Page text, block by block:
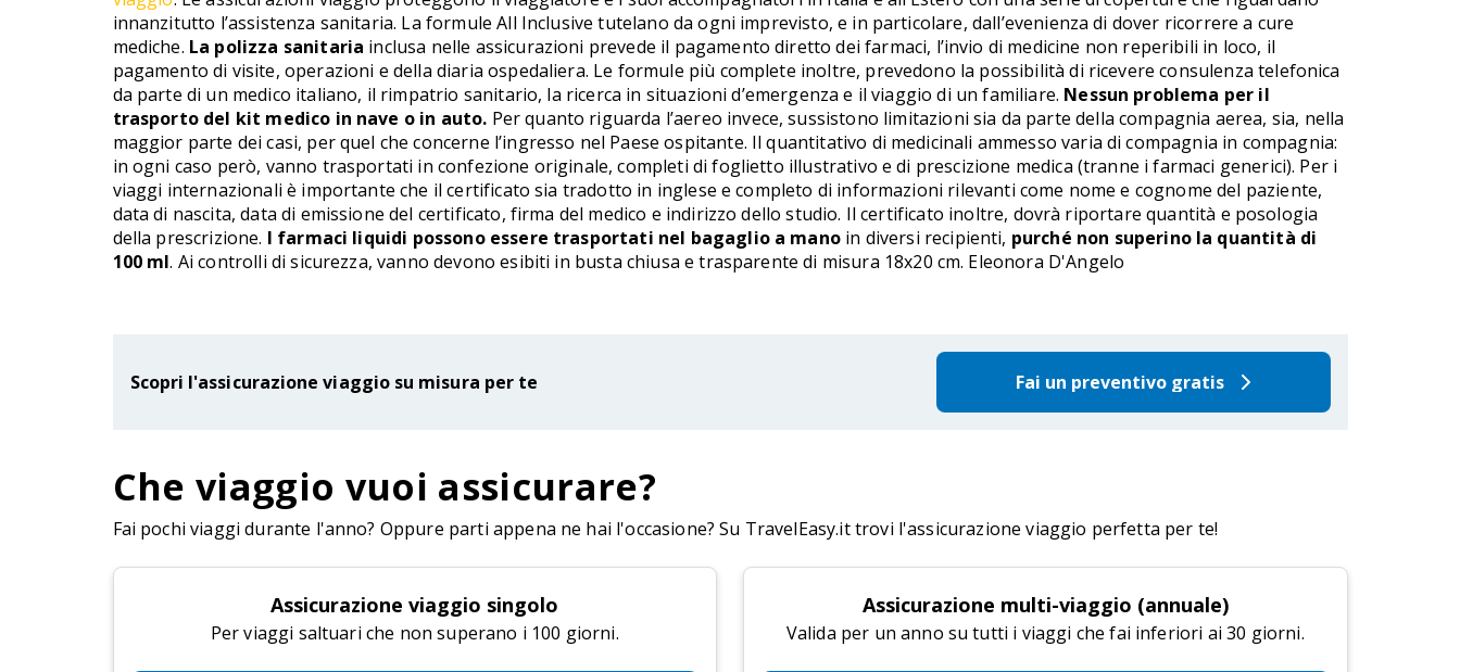
innanzitutto l’assistenza sanitaria. La formule All Inclusive tutelano da ogni imprevisto, e in particolare, dall’evenienza di dover ricorrere a cure
mediche. La polizza sanitaria inclusa nelle assicurazioni prevede il pagamento diretto dei farmaci, l’invio di medicine non reperibili in loco, il
pagamento di visite, operazioni e della diaria ospedaliera. Le formule più complete inoltre, prevedono la possibilità di ricevere consulenza telefonica
da parte di un medico italiano, il rimpatrio sanitario, la ricerca in situazioni d’emergenza e il viaggio di un familiare. Nessun problema per il
trasporto del kit medico in nave o in auto. Per quanto riguarda l’aereo invece, sussistono limitazioni sia da parte della compagnia aerea, sia, nella
maggior parte dei casi, per quel che concerne l’ingresso nel Paese ospitante. Il quantitativo di medicinali ammesso varia di compagnia in compagnia:
in ogni caso però, vanno trasportati in confezione originale, completi di foglietto illustrativo e di prescizione medica (tranne i farmaci generici). Per i
viaggi internazionali è importante che il certificato sia tradotto in inglese e completo di informazioni rilevanti come nome e cognome del paziente,
data di nascita, data di emissione del certificato, firma del medico e indirizzo dello studio. Il certificato inoltre, dovrà riportare quantità e posologia
della prescrizione. I farmaci liquidi possono essere trasportati nel bagaglio a manoin diversi recipienti, purché non superino la quantità di
100 ml. Ai controlli di sicurezza, vanno devono esibiti in busta chiusa e trasparente di misura 18x20 cm. Eleonora D'Angelo
Scopri l'assicurazione viaggio su misura per te Fai un preventivo gratis
Che viaggio vuoi assicurare?
Fai pochi viaggi durante l'anno? Oppure parti appena ne hai l'occasione? Su TravelEasy.it trovi l'assicurazione viaggio perfetta per te!
Assicurazione viaggio singolo
Per viaggi saltuari che non superano i 100 giorni.
Assicurazione multi-viaggio (annuale)
Valida per un anno su tutti i viaggi che fai inferiori ai 30 giorni.